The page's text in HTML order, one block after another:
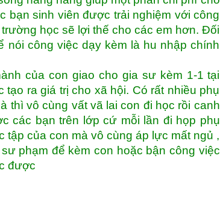
bạn sinh viên được trải nghiệm với công
học sẽ lợi thế cho các em hơn. Đối
công việc dạy kèm là hu nhập chính
của con giao cho gia sư kèm 1-1 tại
ra giá trị cho xã hội. Có rất nhiều phụ
thì vô cùng vất vã lai con đi học rồi canh
các bạn trên lớp cứ mỗi lần đi họp phụ
tập của con mà vô cùng áp lực mất ngủ ,
phạm để kèm con hoặc bận công việc
được